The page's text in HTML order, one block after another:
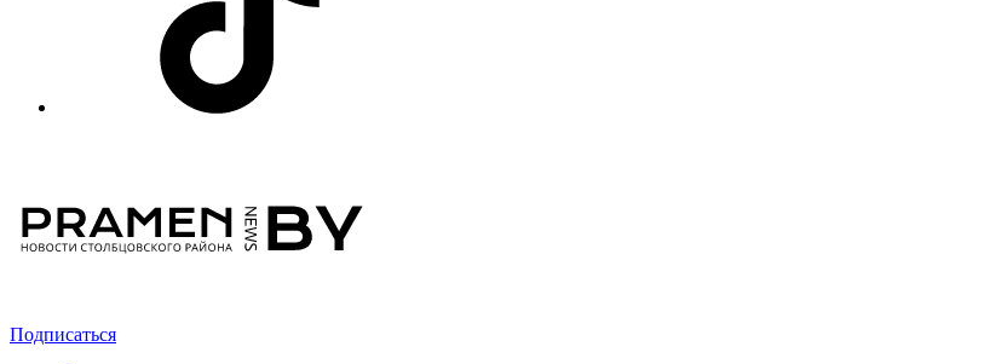
Подписаться